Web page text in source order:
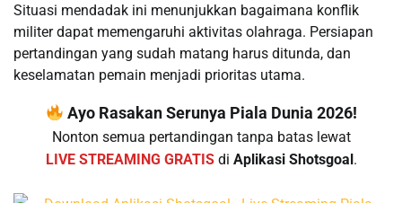
Situasi mendadak ini menunjukkan bagaimana konflik
militer dapat memengaruhi aktivitas olahraga. Persiapan
pertandingan yang sudah matang harus ditunda, dan
keselamatan pemain menjadi prioritas utama.
Ayo Rasakan Serunya Piala Dunia 2026!
Nonton semua pertandingan tanpa batas lewat
LIVE STREAMING GRATISdi Aplikasi Shotsgoal.